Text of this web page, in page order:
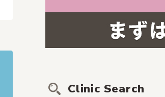
Clinic Search